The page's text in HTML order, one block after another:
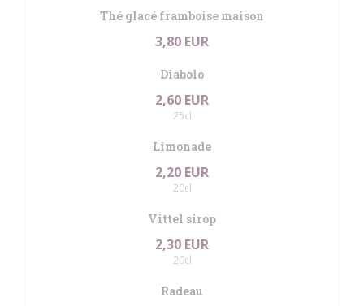
Thé glacé framboise maison
3,80 EUR
Diabolo
2,60 EUR
25cl
Limonade
2,20 EUR
20cl
Vittel sirop
2,30 EUR
20cl
Radeau